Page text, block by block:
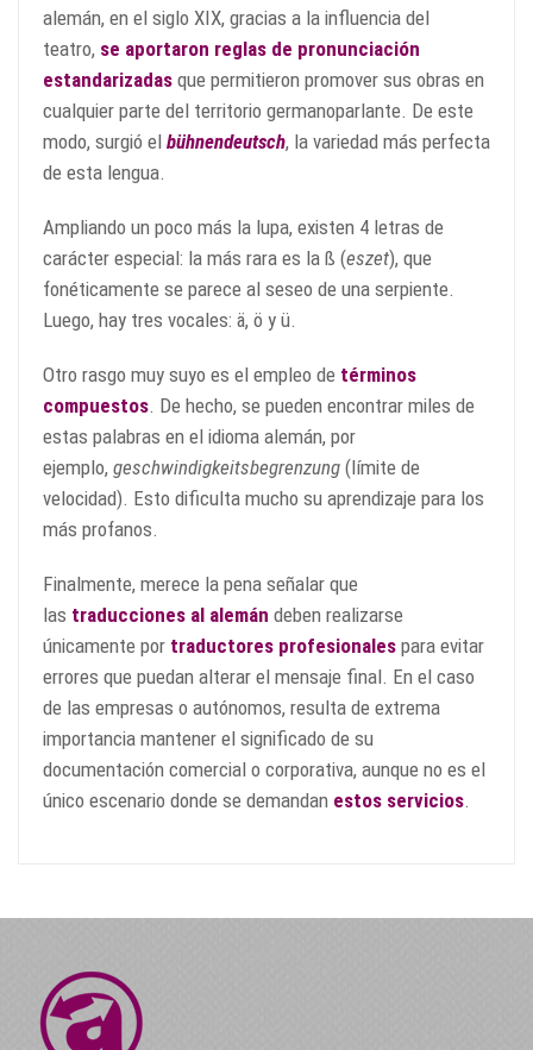
alemán, en el siglo XIX, gracias a la influencia del
teatro, se aportaron reglas de pronunciación
estandarizadas que permitieron promover sus obras en
cualquier parte del territorio germanoparlante. De este
modo, surgió el bühnendeutsch, la variedad más perfecta
de esta lengua.
Ampliando un poco más la lupa, existen 4 letras de
carácter especial: la más rara es la ß (eszet), que
fonéticamente se parece al seseo de una serpiente.
Luego, hay tres vocales: ä, ö y ü.
Otro rasgo muy suyo es el empleo de términos
compuestos . De hecho, se pueden encontrar miles de
estas palabras en el idioma alemán, por
ejemplo, geschwindigkeitsbegrenzung (límite de
velocidad). Esto dificulta mucho su aprendizaje para los
más profanos.
Finalmente, merece la pena señalar que
las traducciones al alemán deben realizarse
únicamente por traductores profesionales para evitar
errores que puedan alterar el mensaje final. En el caso
de las empresas o autónomos, resulta de extrema
importancia mantener el significado de su
documentación comercial o corporativa, aunque no es el
único escenario donde se demandan estos servicios